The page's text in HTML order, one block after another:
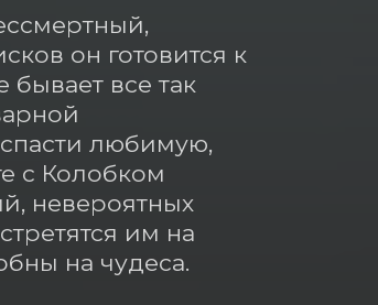
он готовится к
бывает все так
любимую,
с Колобком
невероятных
им на
на чудеса.